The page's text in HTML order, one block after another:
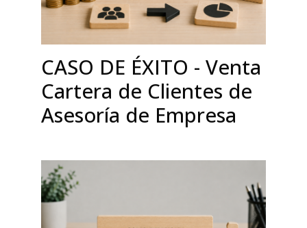
CASO DE ÉXITO - Venta
Cartera de Clientes de
Asesoría de Empresa